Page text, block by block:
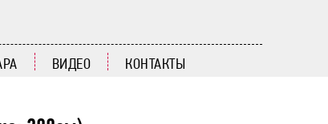
ВИДЕО КОНТАКТЫ